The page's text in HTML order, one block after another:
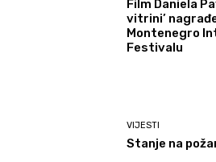
Film Daniela
vitrini’
Montenegro
Festivalu
VIJESTI
Stanje na